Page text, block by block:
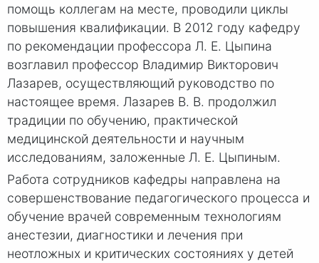
помощь коллегам на месте, проводили циклы
повышения квалификации. В 2012 году кафедру
по рекомендации профессора Л. Е. Цыпина
возглавил профессор Владимир Викторович
Лазарев, осуществляющий руководство по
настоящее время. Лазарев В. В. продолжил
традиции по обучению, практической
медицинской деятельности и научным
исследованиям, заложенные Л. Е. Цыпиным.
Работа сотрудников кафедры направлена на
совершенствование педагогического процесса и
обучение врачей современным технологиям
анестезии, диагностики и лечения при
неотложных и критических состояниях у детей